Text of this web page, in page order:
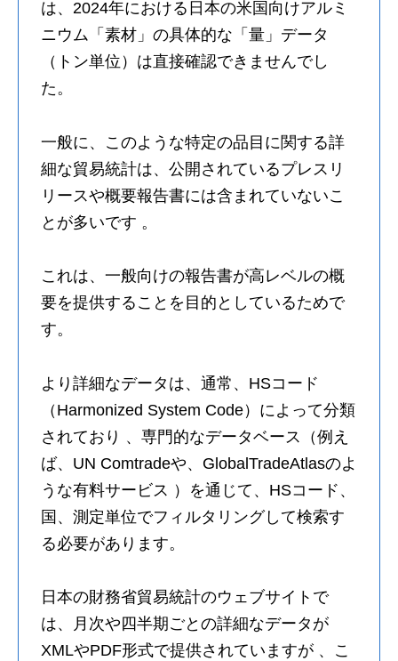
は、2024年における日本の米国向けアルミ
ニウム「素材」の具体的な「量」データ
（トン単位）は直接確認できませんでし
た。
一般に、このような特定の品目に関する詳
細な貿易統計は、公開されているプレスリ
リースや概要報告書には含まれていないこ
とが多いです 。
これは、一般向けの報告書が高レベルの概
要を提供することを目的としているためで
す。
より詳細なデータは、通常、HSコード
（Harmonized System Code）によって分類
されており 、専門的なデータベース（例え
ば、UN Comtradeや、GlobalTradeAtlasのよ
うな有料サービス ）を通じて、HSコード、
国、測定単位でフィルタリングして検索す
る必要があります。
日本の財務省貿易統計のウェブサイトで
は、月次や四半期ごとの詳細なデータが
XMLやPDF形式で提供されていますが 、こ